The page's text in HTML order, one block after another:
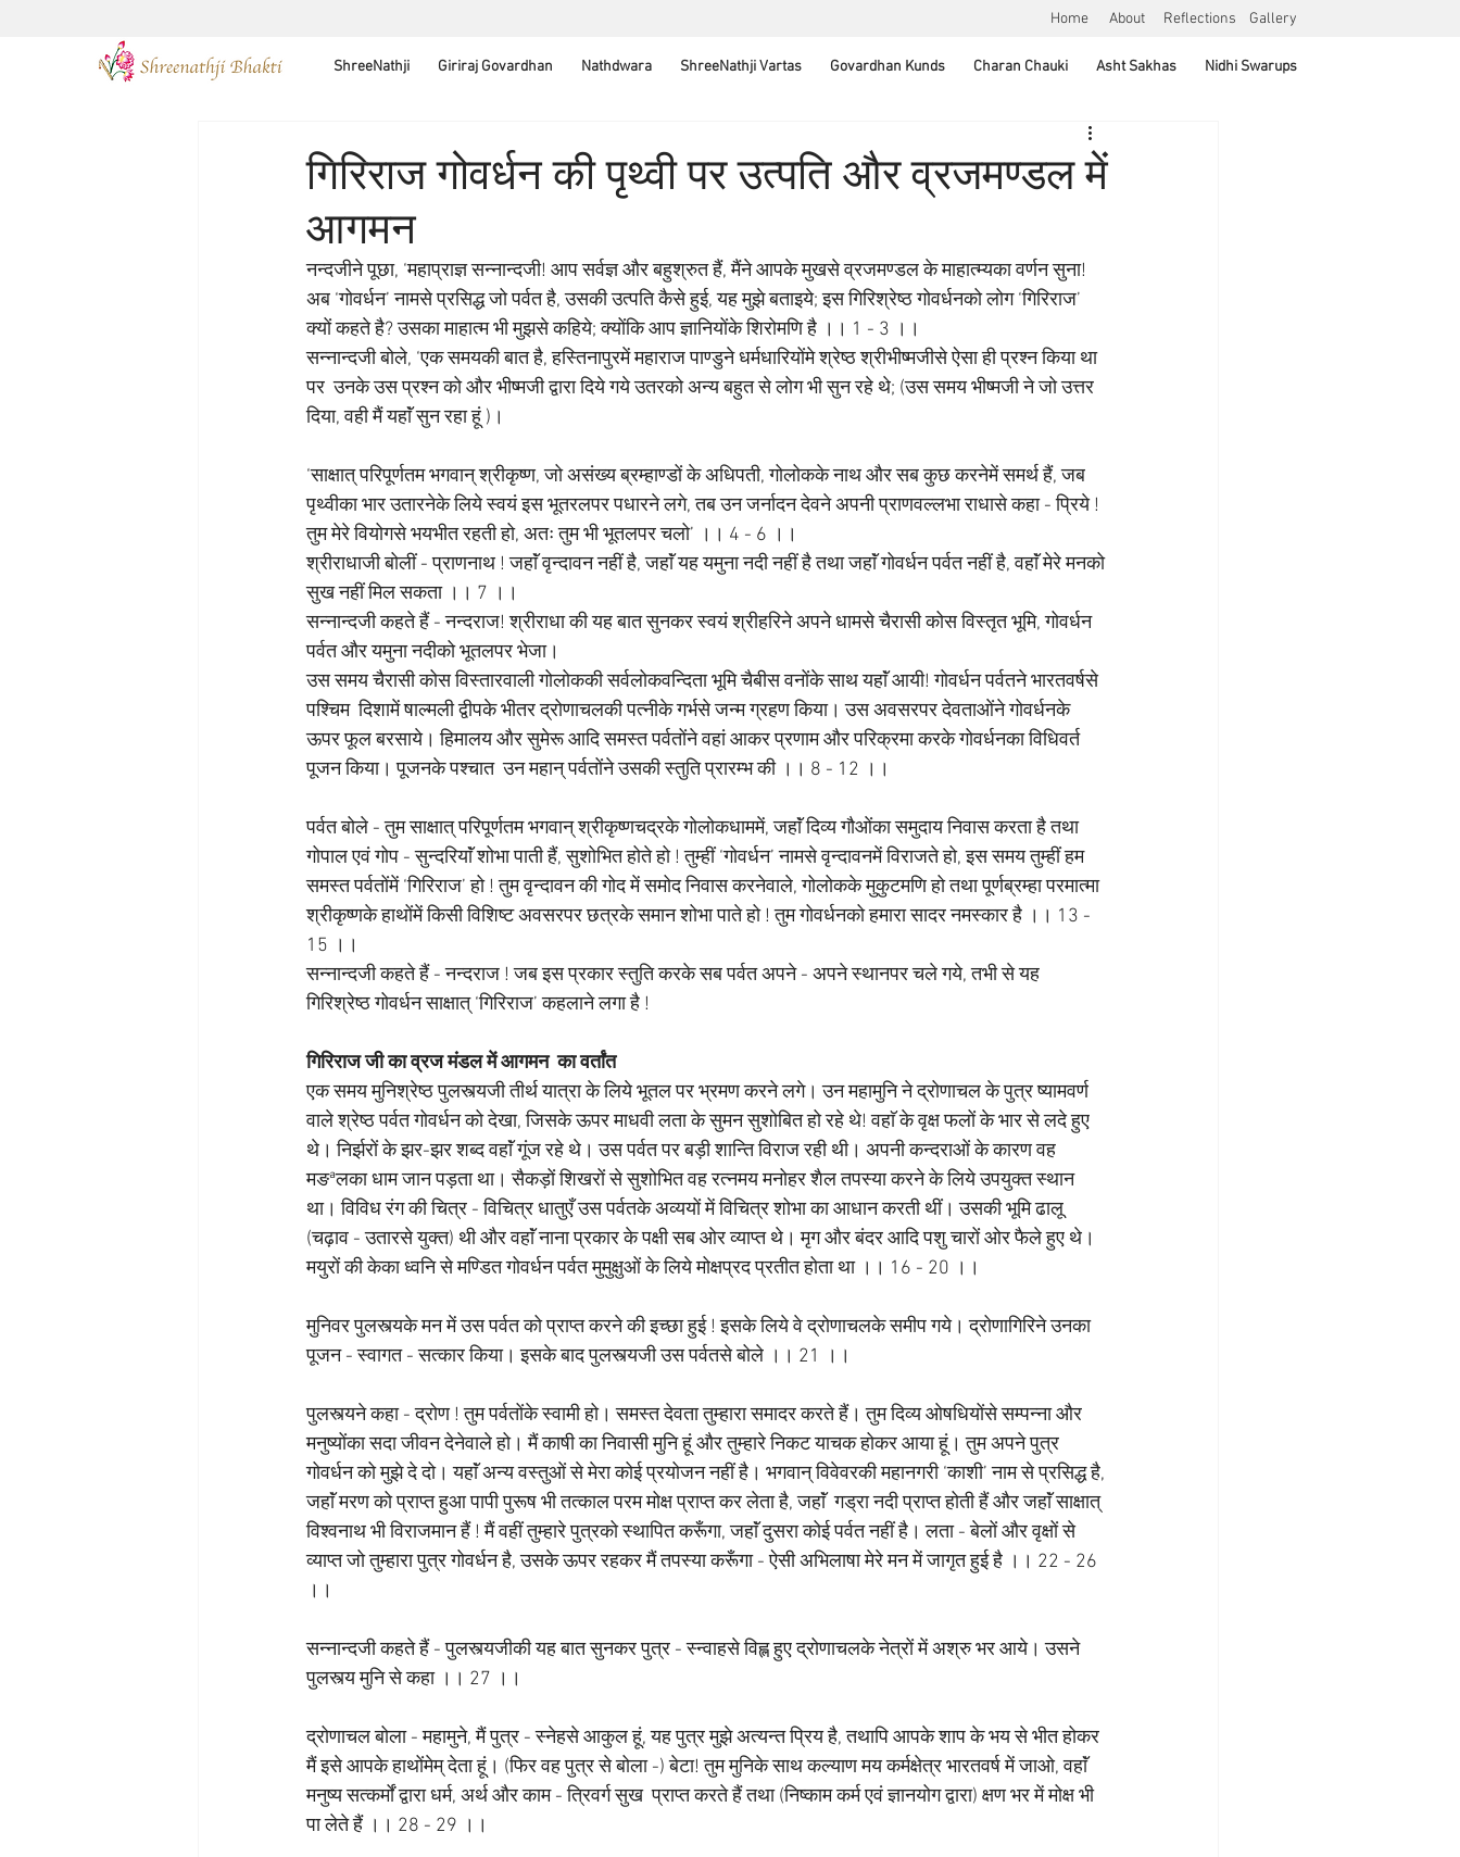
ShreeNathji Giriraj Govardhan Nathdwara ShreeNathji Vartas Govardhan Kunds Charan Chauki Asht Sakhas Nidhi Swarups
Home About Gallery
Reflections
गिरिराज गोवर्धन की पृथ्वी पर उत्पति और व्रजमण्डल में
आगमन
नन्दजीने पूछा, ‘महाप्राज्ञ सन्नान्दजी! आप सर्वज्ञ और बहुश्रुत हैं, मैंने आपके मुखसे व्रजमण्डल के माहात्म्यका वर्णन सुना!
अब ‘गोवर्धन’ नामसे प्रसिद्ध जो पर्वत है, उसकी उत्पति कैसे हुई, यह मुझे बताइये; इस गिरिश्रेष्ठ गोवर्धनको लोग ‘गिरिराज’
क्यों कहते है? उसका माहात्म भी मुझसे कहिये; क्योंकि आप ज्ञानियोंके शिरोमणि है ।। 1 - 3 ।।
सन्नान्दजी बोले, ‘एक समयकी बात है, हस्तिनापुरमें महाराज पाण्डुने धर्मधारियोंमे श्रेष्ठ श्रीभीष्मजीसे ऐसा ही प्रश्न किया था
पर  उनके उस प्रश्न को और भीष्मजी द्वारा दिये गये उतरको अन्य बहुत से लोग भी सुन रहे थे; (उस समय भीष्मजी ने जो उत्तर
दिया, वही मैं यहाॅं सुन रहा हूं )।
‘साक्षात् परिपूर्णतम भगवान् श्रीकृष्ण, जो असंख्य ब्रम्हाण्डों के अधिपती, गोलोकके नाथ और सब कुछ करनेमें समर्थ हैं, जब
पृथ्वीका भार उतारनेके लिये स्वयं इस भूतरलपर पधारने लगे, तब उन जर्नादन देवने अपनी प्राणवल्लभा राधासे कहा - प्रिये !
तुम मेरे वियोगसे भयभीत रहती हो, अतः तुम भी भूतलपर चलो’ ।। 4 - 6 ।।
श्रीराधाजी बोलीं - प्राणनाथ ! जहाॅं वृन्दावन नहीं है, जहाॅं यह यमुना नदी नहीं है तथा जहाॅं गोवर्धन पर्वत नहीं है, वहाॅं मेरे मनको
सुख नहीं मिल सकता ।। 7 ।।
सन्नान्दजी कहते हैं - नन्दराज! श्रीराधा की यह बात सुनकर स्वयं श्रीहरिने अपने धामसे चैरासी कोस विस्तृत भूमि, गोवर्धन
पर्वत और यमुना नदीको भूतलपर भेजा।
उस समय चैरासी कोस विस्तारवाली गोलोककी सर्वलोकवन्दिता भूमि चैबीस वनोंके साथ यहाॅं आयी! गोवर्धन पर्वतने भारतवर्षसे
पश्चिम  दिशामें षाल्मली द्वीपके भीतर द्रोणाचलकी पत्नीके गर्भसे जन्म ग्रहण किया। उस अवसरपर देवताओंने गोवर्धनके
ऊपर फूल बरसाये। हिमालय और सुमेरू आदि समस्त पर्वतोंने वहां आकर प्रणाम और परिक्रमा करके गोवर्धनका विधिवर्त
पूजन किया। पूजनके पश्चात  उन महान् पर्वतोंने उसकी स्तुति प्रारम्भ की ।। 8 - 12 ।।
पर्वत बोले - तुम साक्षात् परिपूर्णतम भगवान् श्रीकृष्णचद्रके गोलोकधाममें, जहाॅं दिव्य गौओंका समुदाय निवास करता है तथा
गोपाल एवं गोप - सुन्दरियाॅं शोभा पाती हैं, सुशोभित होते हो ! तुम्हीं ‘गोवर्धन’ नामसे वृन्दावनमें विराजते हो, इस समय तुम्हीं हम
समस्त पर्वतोंमें ‘गिरिराज’ हो ! तुम वृन्दावन की गोद में समोद निवास करनेवाले, गोलोकके मुकुटमणि हो तथा पूर्णब्रम्हा परमात्मा
श्रीकृष्णके हाथोंमें किसी विशिष्ट अवसरपर छत्रके समान शोभा पाते हो ! तुम गोवर्धनको हमारा सादर नमस्कार है ।। 13 -
15 ।।
सन्नान्दजी कहते हैं - नन्दराज ! जब इस प्रकार स्तुति करके सब पर्वत अपने - अपने स्थानपर चले गये, तभी से यह
गिरिश्रेष्ठ गोवर्धन साक्षात् ‘गिरिराज’ कहलाने लगा है !
गिरिराज जी का व्रज मंडल में आगमन  का वर्तांत
एक समय मुनिश्रेष्ठ पुलस्त्यजी तीर्थ यात्रा के लिये भूतल पर भ्रमण करने लगे। उन महामुनि ने द्रोणाचल के पुत्र ष्यामवर्ण
वाले श्रेष्ठ पर्वत गोवर्धन को देखा, जिसके ऊपर माधवी लता के सुमन सुशोबित हो रहे थे! वहाॅ के वृक्ष फलों के भार से लदे हुए
थे। निर्झरों के झर-झर शब्द वहाॅं गूंज रहे थे। उस पर्वत पर बड़ी शान्ति विराज रही थी। अपनी कन्दराओं के कारण वह
मङªलका धाम जान पड़ता था। सैकड़ों शिखरों से सुशोभित वह रत्नमय मनोहर शैल तपस्या करने के लिये उपयुक्त स्थान
था। विविध रंग की चित्र - विचित्र धातुएँ उस पर्वतके अव्ययों में विचित्र शोभा का आधान करती थीं। उसकी भूमि ढालू
(चढ़ाव - उतारसे युक्त) थी और वहाॅं नाना प्रकार के पक्षी सब ओर व्याप्त थे। मृग और बंदर आदि पशु चारों ओर फैले हुए थे।
मयुरों की केका ध्वनि से मण्डित गोवर्धन पर्वत मुमुक्षुओं के लिये मोक्षप्रद प्रतीत होता था ।। 16 - 20 ।।
मुनिवर पुलस्त्यके मन में उस पर्वत को प्राप्त करने की इच्छा हुई ! इसके लिये वे द्रोणाचलके समीप गये। द्रोणागिरिने उनका
पूजन - स्वागत - सत्कार किया। इसके बाद पुलस्त्यजी उस पर्वतसे बोले ।। 21 ।।
पुलस्त्यने कहा - द्रोण ! तुम पर्वतोंके स्वामी हो। समस्त देवता तुम्हारा समादर करते हैं। तुम दिव्य ओषधियोंसे सम्पन्ना और
मनुष्योंका सदा जीवन देनेवाले हो। मैं काषी का निवासी मुनि हूं और तुम्हारे निकट याचक होकर आया हूं। तुम अपने पुत्र
गोवर्धन को मुझे दे दो। यहाॅं अन्य वस्तुओं से मेरा कोई प्रयोजन नहीं है। भगवान् विवेवरकी महानगरी ‘काशी’ नाम से प्रसिद्ध है,
जहाॅं मरण को प्राप्त हुआ पापी पुरूष भी तत्काल परम मोक्ष प्राप्त कर लेता है, जहाॅं  गड्रा नदी प्राप्त होती हैं और जहाॅं साक्षात्
विश्वनाथ भी विराजमान हैं ! मैं वहीं तुम्हारे पुत्रको स्थापित करूँगा, जहाॅं दुसरा कोई पर्वत नहीं है। लता - बेलों और वृक्षों से
व्याप्त जो तुम्हारा पुत्र गोवर्धन है, उसके ऊपर रहकर मैं तपस्या करूँगा - ऐसी अभिलाषा मेरे मन में जागृत हुई है ।। 22 - 26
।।
सन्नान्दजी कहते हैं - पुलस्त्यजीकी यह बात सुनकर पुत्र - स्न्वाहसे विह्ल हुए द्रोणाचलके नेत्रों में अश्रु भर आये। उसने
पुलस्त्य मुनि से कहा ।। 27 ।।
द्रोणाचल बोला - महामुने, मैं पुत्र - स्नेहसे आकुल हूं, यह पुत्र मुझे अत्यन्त प्रिय है, तथापि आपके शाप के भय से भीत होकर
मैं इसे आपके हाथोंमेम् देता हूं। (फिर वह पुत्र से बोला -) बेटा! तुम मुनिके साथ कल्याण मय कर्मक्षेत्र भारतवर्ष में जाओ, वहाॅं
मनुष्य सत्कर्मों द्वारा धर्म, अर्थ और काम - त्रिवर्ग सुख  प्राप्त करते हैं तथा (निष्काम कर्म एवं ज्ञानयोग द्वारा) क्षण भर में मोक्ष भी
पा लेते हैं ।। 28 - 29 ।।